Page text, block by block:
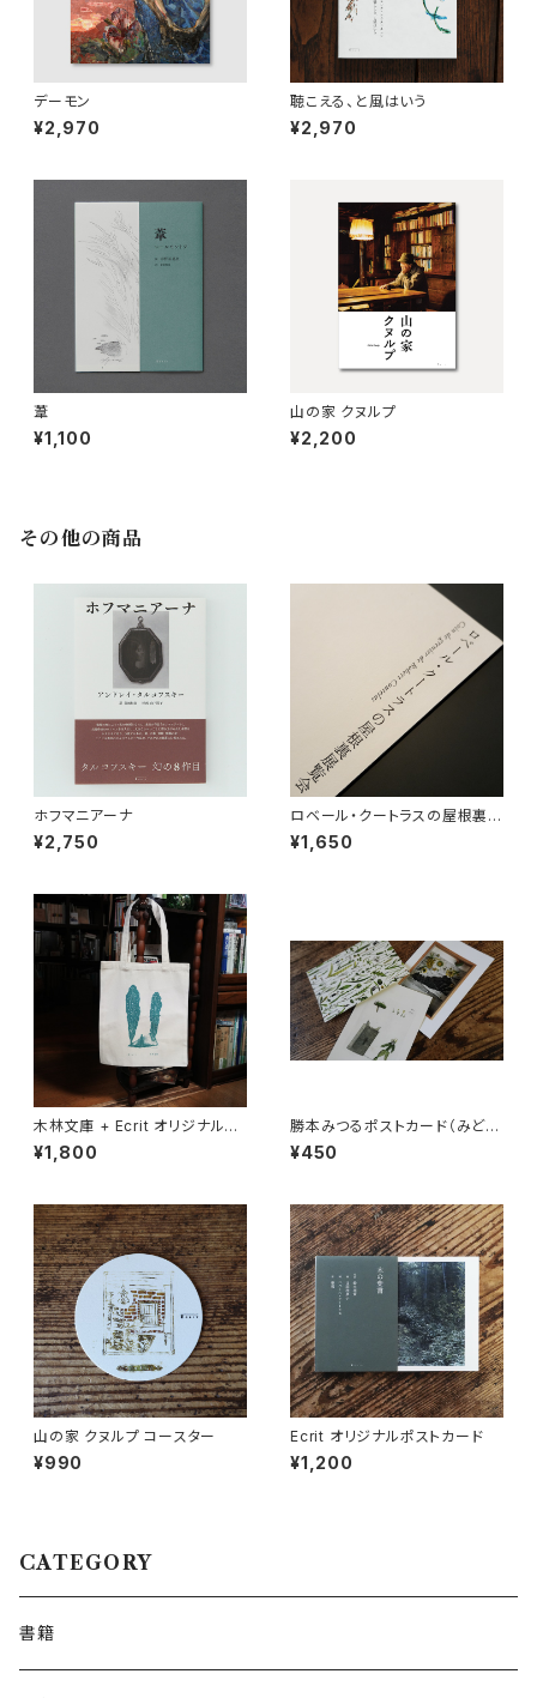
デーモン
¥2,970
聴こえる、と風はいう
¥2,970
葦
¥1,100
山の家 クヌルプ
¥2,200
その他の商品
ホフマニアーナ
¥2,750
ロベール・クートラスの屋根裏展
覧会
¥1,650
木林文庫 + Ecrit オリジナルト
ートバッグ
¥1,800
勝本みつるポストカード（みどり
のみち ひかりのはな）
¥450
山の家 クヌルプ コースター
¥990
Ecrit オリジナルポストカード
¥1,200
CATEGORY
書籍